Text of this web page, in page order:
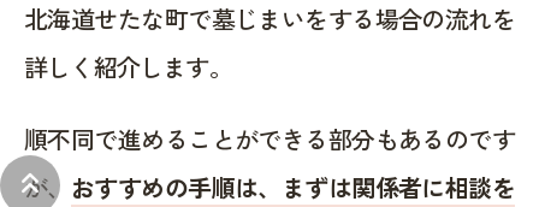
keyboard_double_arrow_up
北海道せたな町で墓じまいをする場合の流れを
詳しく紹介します。
順不同で進めることができる部分もあるのです
が、 おすすめの手順は、まずは関係者に相談を